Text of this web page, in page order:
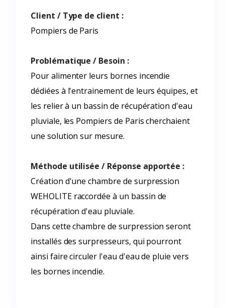
Client / Type de client :
Pompiers de Paris
Problématique / Besoin :
Pour alimenter leurs bornes incendie
dédiées à l'entrainement de leurs équipes, et
les relier à un bassin de récupération d'eau
pluviale, les Pompiers de Paris cherchaient
une solution sur mesure.
Méthode utilisée / Réponse apportée :
Création d'une chambre de surpression
WEHOLITE raccordée à un bassin de
récupération d'eau pluviale.
Dans cette chambre de surpression seront
installés des surpresseurs, qui pourront
ainsi faire circuler l'eau d'eau de pluie vers
les bornes incendie.